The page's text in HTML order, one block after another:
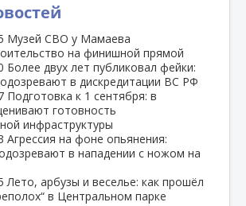
Музей СВО у Мамаева
на финишной прямой
Более двух лет публиковал фейки:
в дискредитации ВС РФ
Подготовка к 1 сентября: в
готовность
инфраструктуры
Агрессия на фоне опьянения:
в нападении с ножом на
Лето, арбузы и веселье: как прошёл
в Центральном парке